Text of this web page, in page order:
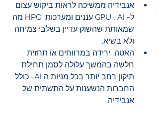
אנבידיה ממשיכה לראות ביקוש עצום
ל- GPU , AI עננים ומערכות  HPC מה
שמאותת שהשוק עדיין בשלבי צמיחה
ולא בשיא.
האטה, ירידה במרווחים או תחזית
חלשה בהמשך עלולה לסמן תחילת
תיקון רחב יותר בכל מניות ה AI- כולל
החברות הנשענות על התשתית של
אנבידיה.